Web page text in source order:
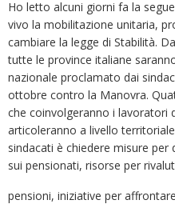
Ho letto alcuni giorni fa la
vivo la mobilitazione unitaria,
cambiare la legge di Stabilità.
tutte le province italiane
nazionale proclamato dai
ottobre contro la Manovra.
che coinvolgeranno i lavoratori
articoleranno a livello
sindacati è chiedere misure
sui pensionati, risorse per
pensioni, iniziative per